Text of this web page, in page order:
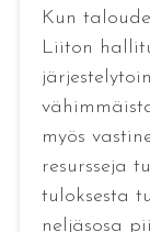
Kun
Liiton
myös
resursseja
tuloksesta
neljäsosa